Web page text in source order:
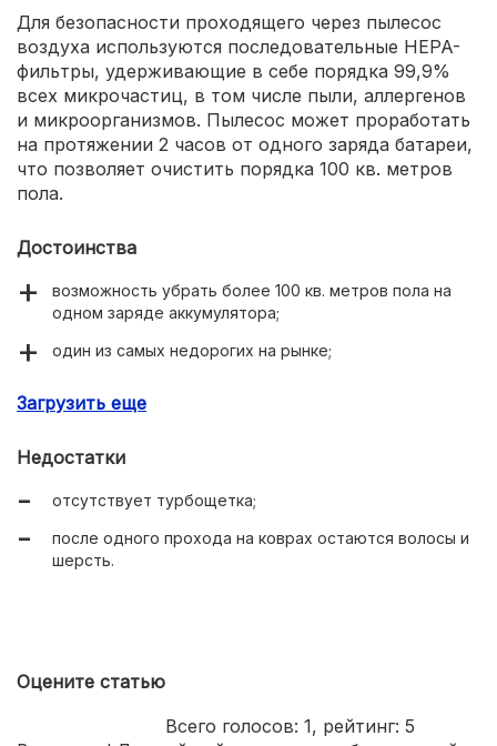
Для безопасности проходящего через пылесос
воздуха используются последовательные HEPA-
фильтры, удерживающие в себе порядка 99,9%
всех микрочастиц, в том числе пыли, аллергенов
и микроорганизмов. Пылесос может проработать
на протяжении 2 часов от одного заряда батареи,
что позволяет очистить порядка 100 кв. метров
пола.
Достоинства
возможность убрать более 100 кв. метров пола на
одном заряде аккумулятора;
один из самых недорогих на рынке;
Загрузить еще
Недостатки
отсутствует турбощетка;
после одного прохода на коврах остаются волосы и
шерсть.
Оцените статью
Всего голосов: 1, рейтинг: 5